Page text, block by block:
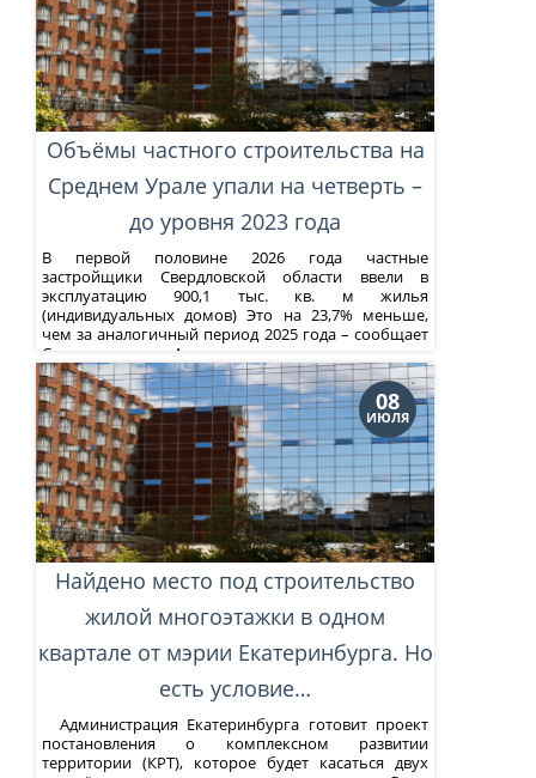
Объёмы частного строительства на
Среднем Урале упали на четверть –
до уровня 2023 года
В первой половине 2026 года частные
застройщики Свердловской области ввели в
эксплуатацию 900,1 тыс. кв. м жилья
(индивидуальных домов) Это на 23,7% меньше,
чем за аналогичный период 2025 года – сообщает
Свердловскстат. Аналогичные показатели ввода
частных домов (912,9 тыс. кв. м) область
демонстрировала в первом полугодии 2023 года. В
последующие...
Найдено место под строительство
жилой многоэтажки в одном
квартале от мэрии Екатеринбурга. Но
есть условие…
08
ИЮЛЯ
Администрация Екатеринбурга готовит проект
постановления о комплексном развитии
территории (КРТ), которое будет касаться двух